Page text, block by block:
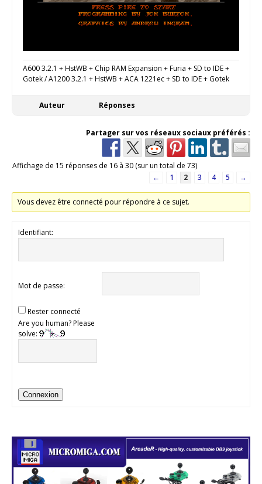
A600 3.2.1 + HstWB + Chip RAM Expansion + Furia + SD to IDE +
Gotek / A1200 3.2.1 + HstWB + ACA 1221ec + SD to IDE + Gotek
Auteur Réponses
Partager sur vos réseaux sociaux préférés :
Affichage de 15 réponses de 16 à 30 (sur un total de 73)
←
1 2 3 4 5 →
Vous devez être connecté pour répondre à ce sujet.
Identifiant:
Mot de passe:
Rester connecté
Are you human? Please
solve:
Connexion